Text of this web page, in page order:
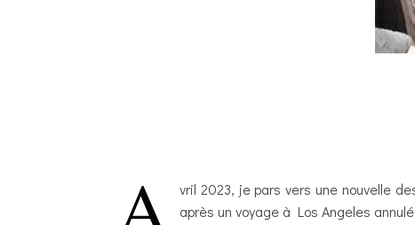
vril 2023, je pars vers une nouvelle
après un voyage à Los Angeles